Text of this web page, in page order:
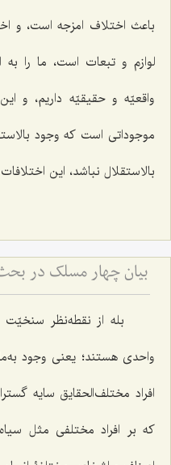
باعث اختلاف امزجه است، و
لوازم و تبعات است، ما را
واقعیّه و حقیقیّه داریم، و
موجوداتی است که وجود
بالاستقلال نباشد، این
بله از نقطه‌نظر
واحدی هستند؛ یعنی وجود
افراد مختلف‌الحقایق سایه
که بر افراد مختلفی مثل